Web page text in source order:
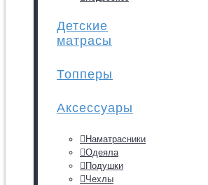
Детские
матрасы
Топперы
Аксессуары
Наматрасники
Одеяла
Подушки
Чехлы